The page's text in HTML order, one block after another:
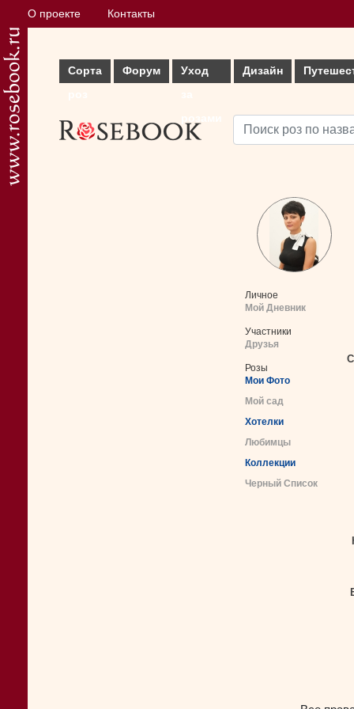
О проекте Контакты
Сорта
Форум
Уход
Дизайн
Личное
Мой Дневник
Участники
Друзья
Розы
Мои Фото
Мой сад
Хотелки
Любимцы
Коллекции
Черный Список